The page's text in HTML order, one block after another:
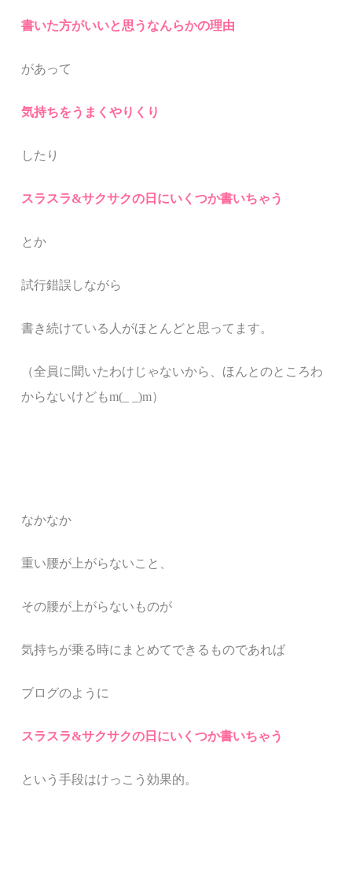
書いた方がいいと思うなんらかの理由
があって
気持ちをうまくやりくり
したり
スラスラ&サクサクの日にいくつか書いちゃう
とか
試行錯誤しながら
書き続けている人がほとんどと思ってます。
（全員に聞いたわけじゃないから、ほんとのところわ
からないけどもm(_ _)m）
なかなか
重い腰が上がらないこと、
その腰が上がらないものが
気持ちが乗る時にまとめてできるものであれば
ブログのように
スラスラ&サクサクの日にいくつか書いちゃう
という手段はけっこう効果的。